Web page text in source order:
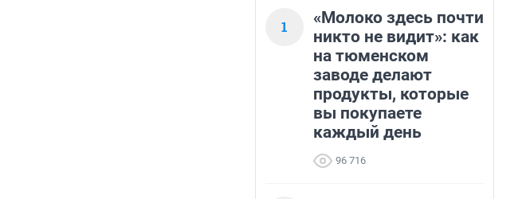
1
«Молоко здесь почти
никто не видит»: как
на тюменском
заводе делают
продукты, которые
вы покупаете
каждый день
96 716